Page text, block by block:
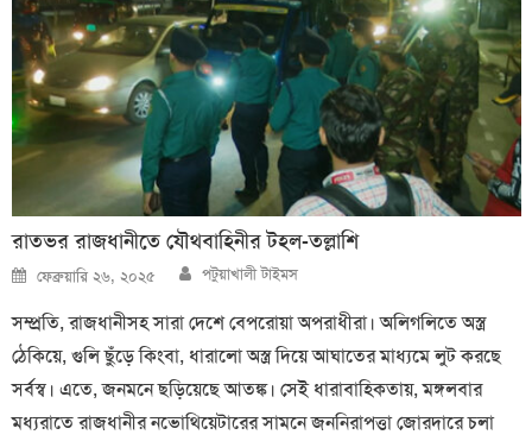
রাতভর রাজধানীতে যৌথবাহিনীর টহল-তল্লাশি
Posted
on
ফেব্রুয়ারি ২৬, ২০২৫ Author
পটুয়াখালী টাইমস
সম্প্রতি, রাজধানীসহ সারা দেশে বেপরোয়া অপরাধীরা। অলিগলিতে অস্ত্র
ঠেকিয়ে, গুলি ছুঁড়ে কিংবা, ধারালো অস্ত্র দিয়ে আঘাতের মাধ্যমে লুট করছে
সর্বস্ব। এতে, জনমনে ছড়িয়েছে আতঙ্ক। সেই ধারাবাহিকতায়, মঙ্গলবার
মধ্যরাতে রাজধানীর নভোথিয়েটারের সামনে জননিরাপত্তা জোরদারে চলা